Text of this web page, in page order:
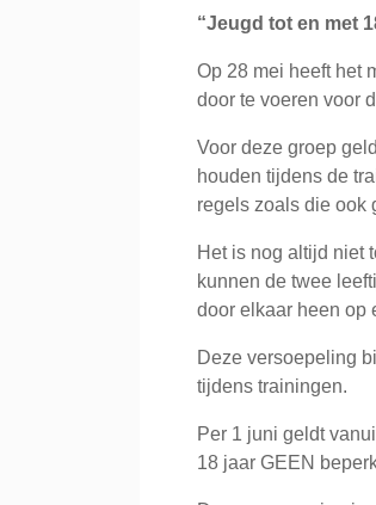
“Jeugd tot en met
Op 28 mei heeft het
door te voeren voor
Voor deze groep
houden tijdens de
regels zoals die ook
Het is nog altijd niet
kunnen de twee
door elkaar heen op
Deze versoepeling
tijdens trainingen.
Per 1 juni geldt
18 jaar GEEN